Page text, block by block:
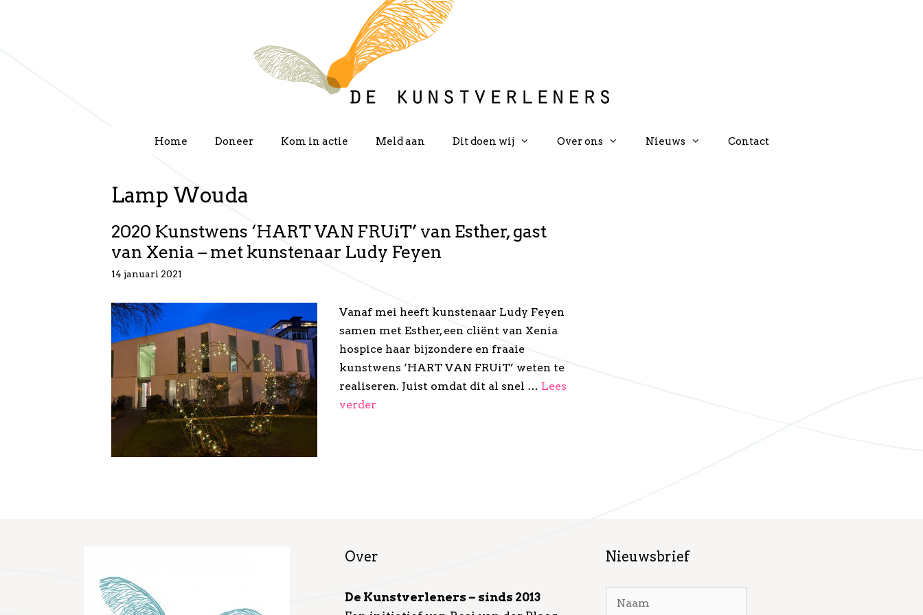
Home Doneer Kom in actie Meld aan Dit doen wij Over ons Nieuws Contact
Lamp Wouda
2020 Kunstwens ‘HART VAN FRUiT’ van Esther, gast
van Xenia – met kunstenaar Ludy Feyen
14 januari 2021
Vanaf mei heeft kunstenaar Ludy Feyen
samen met Esther, een cliënt van Xenia
hospice haar bijzondere en fraaie
kunstwens ‘HART VAN FRUiT’ weten te
realiseren. Juist omdat dit al snel … Lees
verder
Over
De Kunstverleners – sinds 2013
Nieuwsbrief